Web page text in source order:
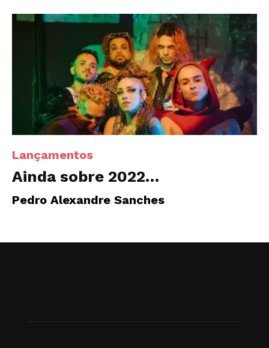
Lançamentos
Ainda sobre 2022…
Pedro Alexandre Sanches